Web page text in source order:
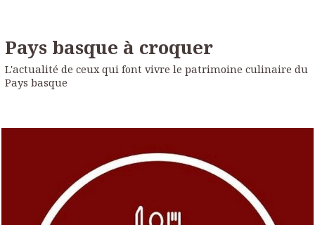
Pays basque à croquer
L'actualité de ceux qui font vivre le patrimoine culinaire du
Pays basque